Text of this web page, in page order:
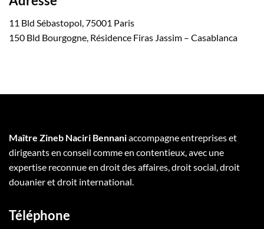
11 Bld Sébastopol, 75001 Paris
150 Bld Bourgogne, Résidence Firas Jassim – Casablanca
Maître Zineb Naciri Bennaniaccompagne entreprises et
dirigeants en conseil comme en contentieux, avec une
expertise reconnue en droit des affaires, droit social, droit
douanier et droit international.
Téléphone